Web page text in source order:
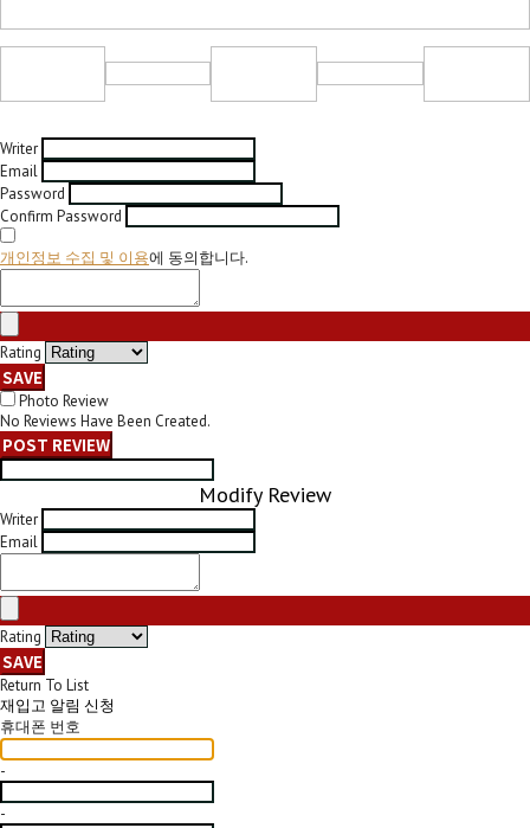
Writer
Email
Password
Confirm Password
개인정보 수집 및 이용에 동의합니다.
Rating
SAVE
Photo Review
No Reviews Have Been Created.
POST REVIEW
Modify Review
Writer
Email
Rating
SAVE
Return To List
재입고 알림 신청
휴대폰 번호
-
-